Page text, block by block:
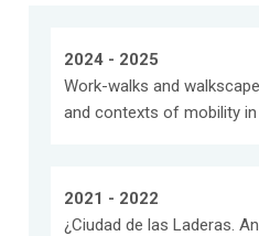
2024 - 2025
Work-walks and
and contexts of mobility
2021 - 2022
¿Ciudad de las Laderas.